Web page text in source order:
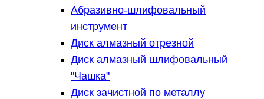
Абразивно-шлифовальный
инструмент
Диск алмазный отрезной
Диск алмазный шлифовальный
"Чашка"
Диск зачистной по металлу